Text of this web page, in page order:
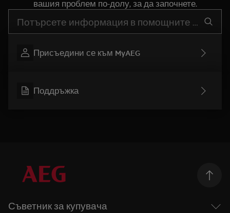
вашия проблем по-долу, за да започнете.
Присъедини се към MyAEG
Поддръжка
Съветник за купувача